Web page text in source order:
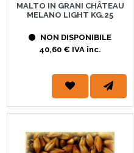
MALTO IN GRANI CHÂTEAU
MELANO LIGHT KG.25
NON DISPONIBILE
40,60 € IVA inc.